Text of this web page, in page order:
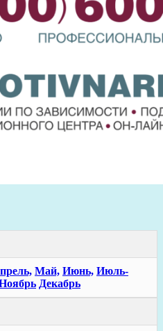
Май, Июнь, Июль-
Декабрь